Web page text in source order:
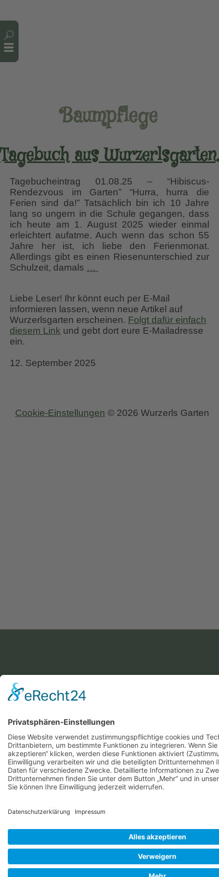
Baumpflege
Tagebuch aus
Tagebucheintrag 01.08.25 – “Hibiscus-
Rendezvous im Garten” “Hurra, hurra die
Ferien sind da!” Tatsächlich bin ich 10 Jahre
lang so ungern in die Schule gegangen, dass
ich heute am 1. August 2025 wieder einmal
erleichtert aufatme. Auch wenn das schon 55
Jahre her ist, ich liebe den Ferienmonat.
Allerdings gibt es einen Riesenunterschied zur
Schulzeit, damals …
Liebe Leser! Ihr könnt euch per E-Mail
informieren lassen, wenn neue Artikel auf
Wurzerlsgarten erscheinen. Folgt dafür einfach
diesem Link und gebt dort eure E-Mailadresse
ein.
12. September 2025
Cookie-Einstellungen © 2026 Wurzerls Garten